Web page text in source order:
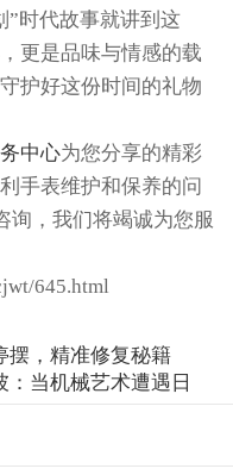
时代故事就讲到这
更是品味与情感的载
护好这份时间的礼物
中心为您分享的精彩
手表维护和保养的问
询，我们将竭诚为您服
645.html
摆，精准修复秘籍
当机械艺术遭遇日